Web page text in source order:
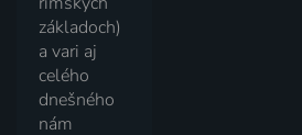
základoch)
a vari aj
celého
dnešného
nám